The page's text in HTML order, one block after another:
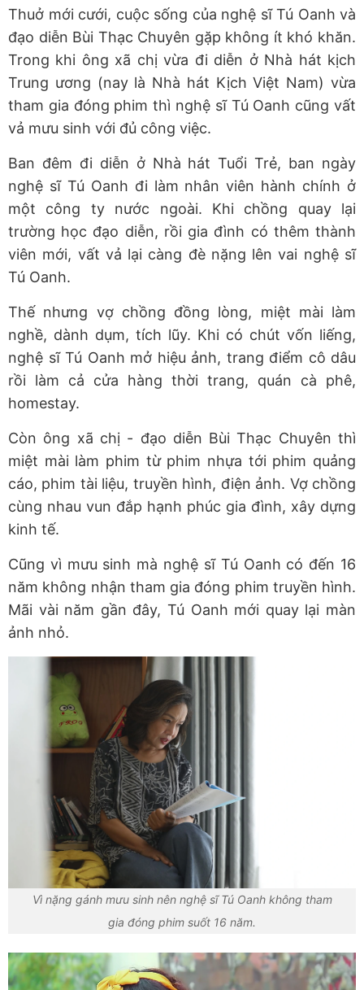
Thuở mới cưới, cuộc sống của nghệ sĩ Tú Oanh và
đạo diễn Bùi Thạc Chuyên gặp không ít khó khăn.
Trong khi ông xã chị vừa đi diễn ở Nhà hát kịch
Trung ương (nay là Nhà hát Kịch Việt Nam) vừa
tham gia đóng phim thì nghệ sĩ Tú Oanh cũng vất
vả mưu sinh với đủ công việc.
Ban đêm đi diễn ở Nhà hát Tuổi Trẻ, ban ngày
nghệ sĩ Tú Oanh đi làm nhân viên hành chính ở
một công ty nước ngoài. Khi chồng quay lại
trường học đạo diễn, rồi gia đình có thêm thành
viên mới, vất vả lại càng đè nặng lên vai nghệ sĩ
Tú Oanh.
Thế nhưng vợ chồng đồng lòng, miệt mài làm
nghề, dành dụm, tích lũy. Khi có chút vốn liếng,
nghệ sĩ Tú Oanh mở hiệu ảnh, trang điểm cô dâu
rồi làm cả cửa hàng thời trang, quán cà phê,
homestay.
Còn ông xã chị - đạo diễn Bùi Thạc Chuyên thì
miệt mài làm phim từ phim nhựa tới phim quảng
cáo, phim tài liệu, truyền hình, điện ảnh. Vợ chồng
cùng nhau vun đắp hạnh phúc gia đình, xây dựng
kinh tế.
Cũng vì mưu sinh mà nghệ sĩ Tú Oanh có đến 16
năm không nhận tham gia đóng phim truyền hình.
Mãi vài năm gần đây, Tú Oanh mới quay lại màn
ảnh nhỏ.
Vì nặng gánh mưu sinh nên nghệ sĩ Tú Oanh không tham
gia đóng phim suốt 16 năm.